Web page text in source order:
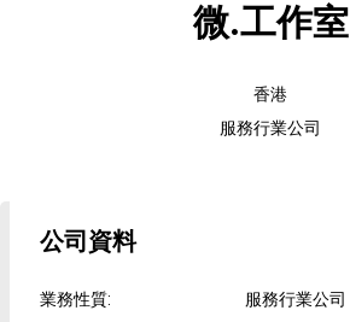
微.工作室
香港
服務行業公司
公司資料
業務性質:
服務行業公司